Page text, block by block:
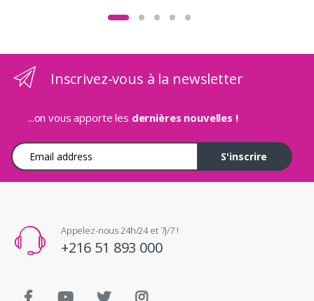
Inscrivez-vous à la newsletter
...on vous apporte les dernières nouvelles !
Adresse e-mail
S'inscrire
Appelez-nous 24h/24 et 7j/7 !
+216 51 893 000